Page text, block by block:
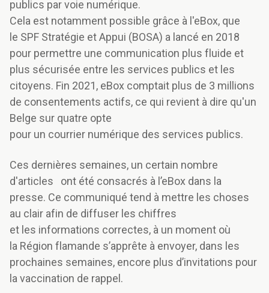
publics par voie numérique.
Cela est notamment possible grâce à l'eBox, que
le SPF Stratégie et Appui (BOSA) a lancé en 2018
pour permettre une communication plus fluide et
plus sécurisée entre les services publics et les
citoyens. Fin 2021, eBox comptait plus de 3 millions
de consentements actifs, ce qui revient à dire qu'un
Belge sur quatre opte
pour un courrier numérique des services publics.
Ces dernières semaines, un certain nombre
d'articles ont été consacrés à l’eBox dans la
presse. Ce communiqué tend à mettre les choses
au clair afin de diffuser les chiffres
et les informations correctes, à un moment où
la Région flamande s’apprête à envoyer, dans les
prochaines semaines, encore plus d’invitations pour
la vaccination de rappel.